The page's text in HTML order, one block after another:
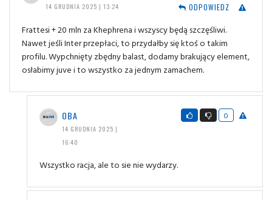
14 GRUDNIA 2025 | 13:24
ODPOWIEDZ
Frattesi + 20 mln za Khephrena i wszyscy będą szczęśliwi.
Nawet jeśli Inter przepłaci, to przydałby się ktoś o takim
profilu. Wypchnięty zbędny balast, dodamy brakujący element,
osłabimy juve i to wszystko za jednym zamachem.
OBA
14 GRUDNIA 2025 |
16:40
0
Wszystko racja, ale to sie nie wydarzy.